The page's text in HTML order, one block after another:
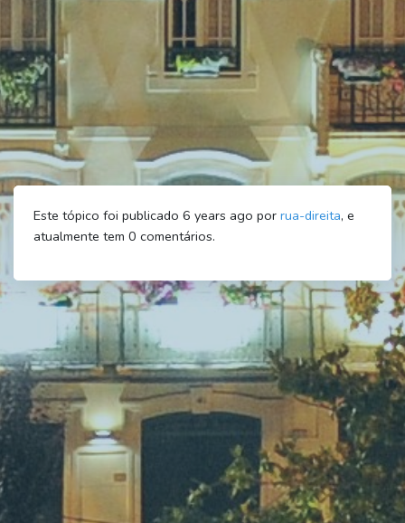
Este tópico foi publicado 6 years ago por rua-direita, e
atualmente tem 0 comentários.